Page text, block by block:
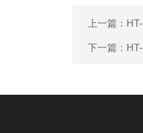
上一篇：
下一篇：